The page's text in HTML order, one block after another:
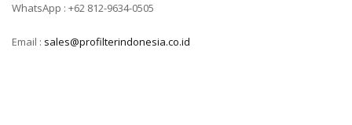
WhatsApp : +62 812-9634-0505
Email : sales@profilterindonesia.co.id